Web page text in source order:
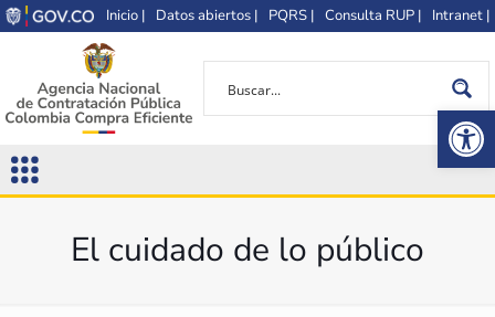
Inicio | Datos abiertos | PQRS | Consulta RUP | Intranet |
El cuidado de lo público